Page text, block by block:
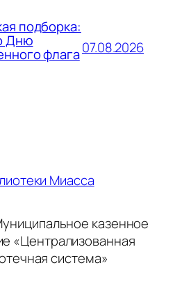
подборка:
Дню
флага07.08.2026
Миасса
казенное
«Централизованная
система»